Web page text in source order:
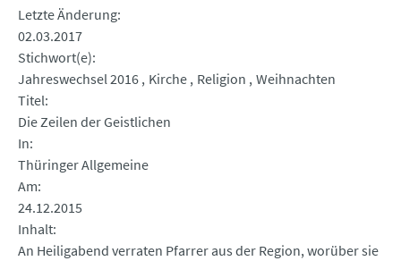
Letzte Änderung
02.03.2017
Stichwort(e)
Jahreswechsel 2016 Kirche Religion Weihnachten
Titel
Die Zeilen der Geistlichen
In
Thüringer Allgemeine
Am
24.12.2015
Inhalt
An Heiligabend verraten Pfarrer aus der Region, worüber sie